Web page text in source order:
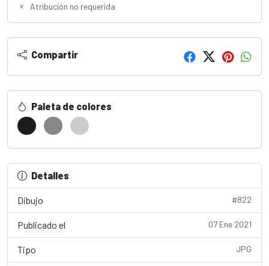
Atribución no requerida
Compartir
Paleta de colores
Detalles
Dibujo #822
Publicado el 07 Ene 2021
Tipo JPG